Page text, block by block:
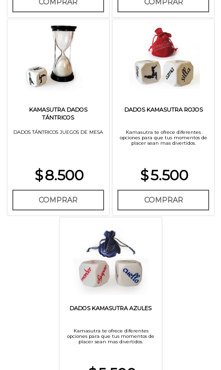
COMPRAR COMPRAR
KAMASUTRA DADOS
TÁNTRICOS
DADOS TÁNTRICOS JUEGOS DE MESA
$8.500
COMPRAR
DADOS KAMASUTRA ROJOS
Kamasutra te ofrece diferentes
opciones para que tus momentos de
placer sean mas divertidos.
$5.500
COMPRAR
DADOS KAMASUTRA AZULES
Kamasutra te ofrece diferentes
opciones para que tus momentos de
placer sean mas divertidos.